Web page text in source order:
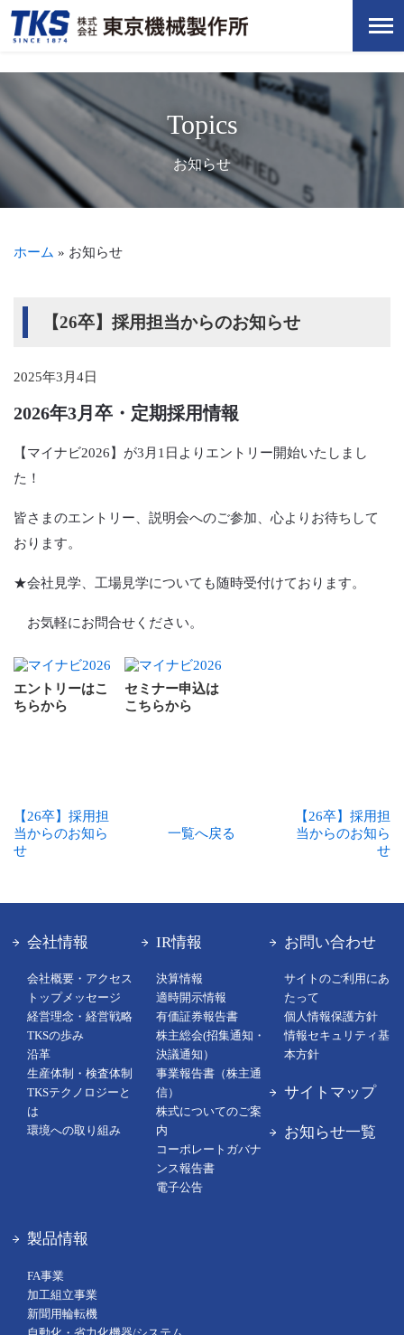
Topics
お知らせ
ホーム » お知らせ
【26卒】採用担当からのお知らせ
2025年3月4日
2026年3月卒・定期採用情報
【マイナビ2026】が3月1日よりエントリー開始いたしまし
た！
皆さまのエントリー、説明会へのご参加、心よりお待ちして
おります。
★会社見学、工場見学についても随時受付けております。
お気軽にお問合せください。
エントリーはこ
ちらから
セミナー申込は
こちらから
【26卒】採用担
当からのお知ら
せ
一覧へ戻る
【26卒】採用担
当からのお知ら
せ
会社情報
会社概要・アクセス
トップメッセージ
経営理念・経営戦略
TKSの歩み
沿革
生産体制・検査体制
TKSテクノロジーと
は
環境への取り組み
IR情報
決算情報
適時開示情報
有価証券報告書
株主総会(招集通知・
決議通知）
事業報告書（株主通
信）
株式についてのご案
内
コーポレートガバナ
ンス報告書
電子公告
お問い合わせ
サイトのご利用にあ
たって
個人情報保護方針
情報セキュリティ基
本方針
サイトマップ
お知らせ一覧
製品情報
FA事業
加工組立事業
新聞用輪転機